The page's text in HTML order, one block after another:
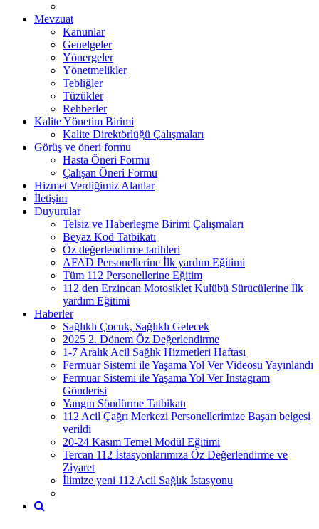
Mevzuat
Kanunlar
Genelgeler
Yönergeler
Yönetmelikler
Tebliğler
Tüzükler
Rehberler
Kalite Yönetim Birimi
Kalite Direktörlüğü Çalışmaları
Görüş ve öneri formu
Hasta Öneri Formu
Çalışan Öneri Formu
Hizmet Verdiğimiz Alanlar
İletişim
Duyurular
Telsiz ve Haberleşme Birimi Çalışmaları
Beyaz Kod Tatbikatı
Öz değerlendirme tarihleri
AFAD Personellerine İlk yardım Eğitimi
Tüm 112 Personellerine Eğitim
112 den Erzincan Motosiklet Kulübü Sürücülerine İlk
yardım Eğitimi
Haberler
Sağlıklı Çocuk, Sağlıklı Gelecek
2025 2. Dönem Öz Değerlendirme
1-7 Aralık Acil Sağlık Hizmetleri Haftası
Fermuar Sistemi ile Yaşama Yol Ver Videosu Yayınlandı
Fermuar Sistemi ile Yaşama Yol Ver Instagram
Gönderisi
Yangın Söndürme Tatbikatı
112 Acil Çağrı Merkezi Personellerimize Başarı belgesi
verildi
20-24 Kasım Temel Modül Eğitimi
Tercan 112 İstasyonlarımıza Öz Değerlendirme ve
Ziyaret
İlimize yeni 112 Acil Sağlık İstasyonu